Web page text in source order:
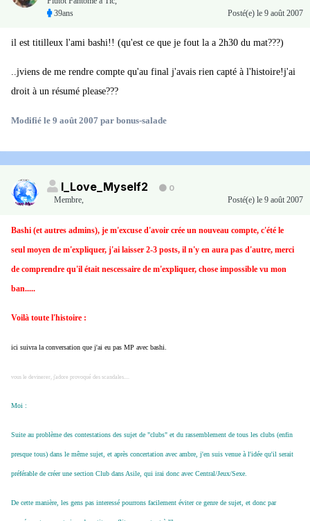
39ans
Posté(e) le 9 août 2007
il est titilleux l'ami bashi!! (qu'est ce que je fout la a 2h30 du mat???)
..jviens de me rendre compte qu'au final j'avais rien capté à l'histoire!j'ai
droit à un résumé please???
Modifié le 9 août 2007 par bonus-salade
I_Love_Myself2
0
Membre
Posté(e) le 9 août 2007
Bashi (et autres admins), je m'excuse d'avoir crée un nouveau compte, c'été le
seul moyen de m'expliquer, j'ai laisser 2-3 posts, il n'y en aura pas d'autre, merci
de comprendre qu'il était nescessaire de m'expliquer, chose impossible vu mon
ban.....
Voilà toute l'histoire :
ici suivra la conversation que j'ai eu pas MP avec bashi.
vous le devinerer, j'adore provoqué des scandales....
Moi :
Suite au problème des contestations des sujet de "clubs" et du rassemblement de tous les clubs (enfin
presque tous) dans le même sujet, et après concertation avec ambre, j'en suis venue à l'idée qu'il serait
préférable de créer une section Club dans Asile, qui irai donc avec Central/Jeux/Sexe.
De cette manière, les gens pas interessé pourrons facilement éviter ce genre de sujet, et donc par